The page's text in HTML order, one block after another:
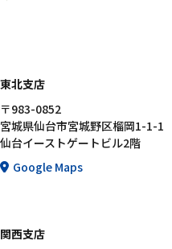
東北支店
〒983-0852
宮城県仙台市宮城野区榴岡1-1-1
仙台イーストゲートビル2階
Google Maps
関西支店